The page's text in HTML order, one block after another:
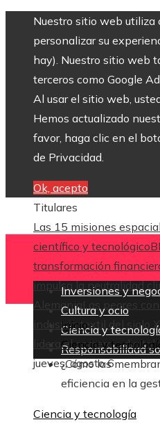
Nuestro sitio web utiliza
personalizar su
hay). Nuestro sitio web
terceros como Google
Al usar el sitio web,
Hemos actualizado
favor, haga clic en el
de Privacidad.
Ok, acepto
Titulares
Las 15 misiones
científico y tecnológico
transformación
impulsa la neutralidad
Alemania Las peores
industria textil del siglo
lidera el comercio
jueves, agosto 6
Inversiones y
Cultura y ocio
Ciencia y
Responsabilidad
Inicio
Ciencia y
¿Cómo las
eficiencia en la
Ciencia y tecnología